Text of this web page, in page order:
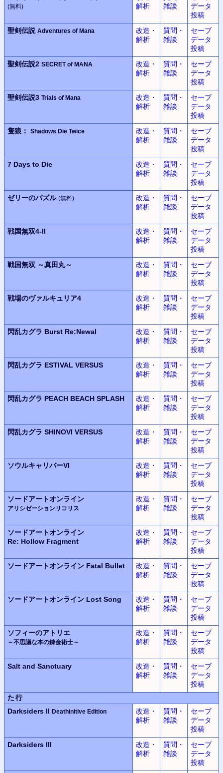
(無料)
解析
雑談
データ
投稿
聖剣伝説 Adventures of Mana
改造・
解析
質問・
雑談
セーブ
データ
投稿
聖剣伝説2 SECRET of MANA
改造・
解析
質問・
雑談
セーブ
データ
投稿
聖剣伝説3 Trials of Mana
改造・
解析
質問・
雑談
セーブ
データ
投稿
隻狼：
Shadows Die Twice
改造・
解析
質問・
雑談
セーブ
データ
投稿
7 Days to Die
改造・
解析
質問・
雑談
セーブ
データ
投稿
ゼリーのパズル (無料)
改造・
解析
質問・
雑談
セーブ
データ
投稿
戦国無双4-II
改造・
解析
質問・
雑談
セーブ
データ
投稿
戦国無双 ～真田丸～
改造・
解析
質問・
雑談
セーブ
データ
投稿
戦場のヴァルキュリア4
改造・
解析
質問・
雑談
セーブ
データ
投稿
閃乱カグラ Burst Re:Newal
改造・
解析
質問・
雑談
セーブ
データ
投稿
閃乱カグラ ESTIVAL VERSUS
改造・
解析
質問・
雑談
セーブ
データ
投稿
閃乱カグラ PEACH BEACH SPLASH
改造・
解析
質問・
雑談
セーブ
データ
投稿
閃乱カグラ SHINOVI VERSUS
改造・
解析
質問・
雑談
セーブ
データ
投稿
ソウルキャリバーVI
改造・
解析
質問・
雑談
セーブ
データ
投稿
ソードアートオンライン
アリシゼーションリコリス
改造・
解析
質問・
雑談
セーブ
データ
投稿
ソードアートオンライン
Re: Hollow Fragment
改造・
解析
質問・
雑談
セーブ
データ
投稿
ソードアートオンライン Fatal Bullet
改造・
解析
質問・
雑談
セーブ
データ
投稿
ソードアートオンライン Lost Song
改造・
解析
質問・
雑談
セーブ
データ
投稿
ソフィーのアトリエ
～不思議な本の錬金術士～
改造・
解析
質問・
雑談
セーブ
データ
投稿
Salt and Sanctuary
改造・
解析
質問・
雑談
セーブ
データ
投稿
た行
Darksiders II Deathinitive Edition
改造・
解析
質問・
雑談
セーブ
データ
投稿
Darksiders III
改造・
解析
質問・
雑談
セーブ
データ
投稿